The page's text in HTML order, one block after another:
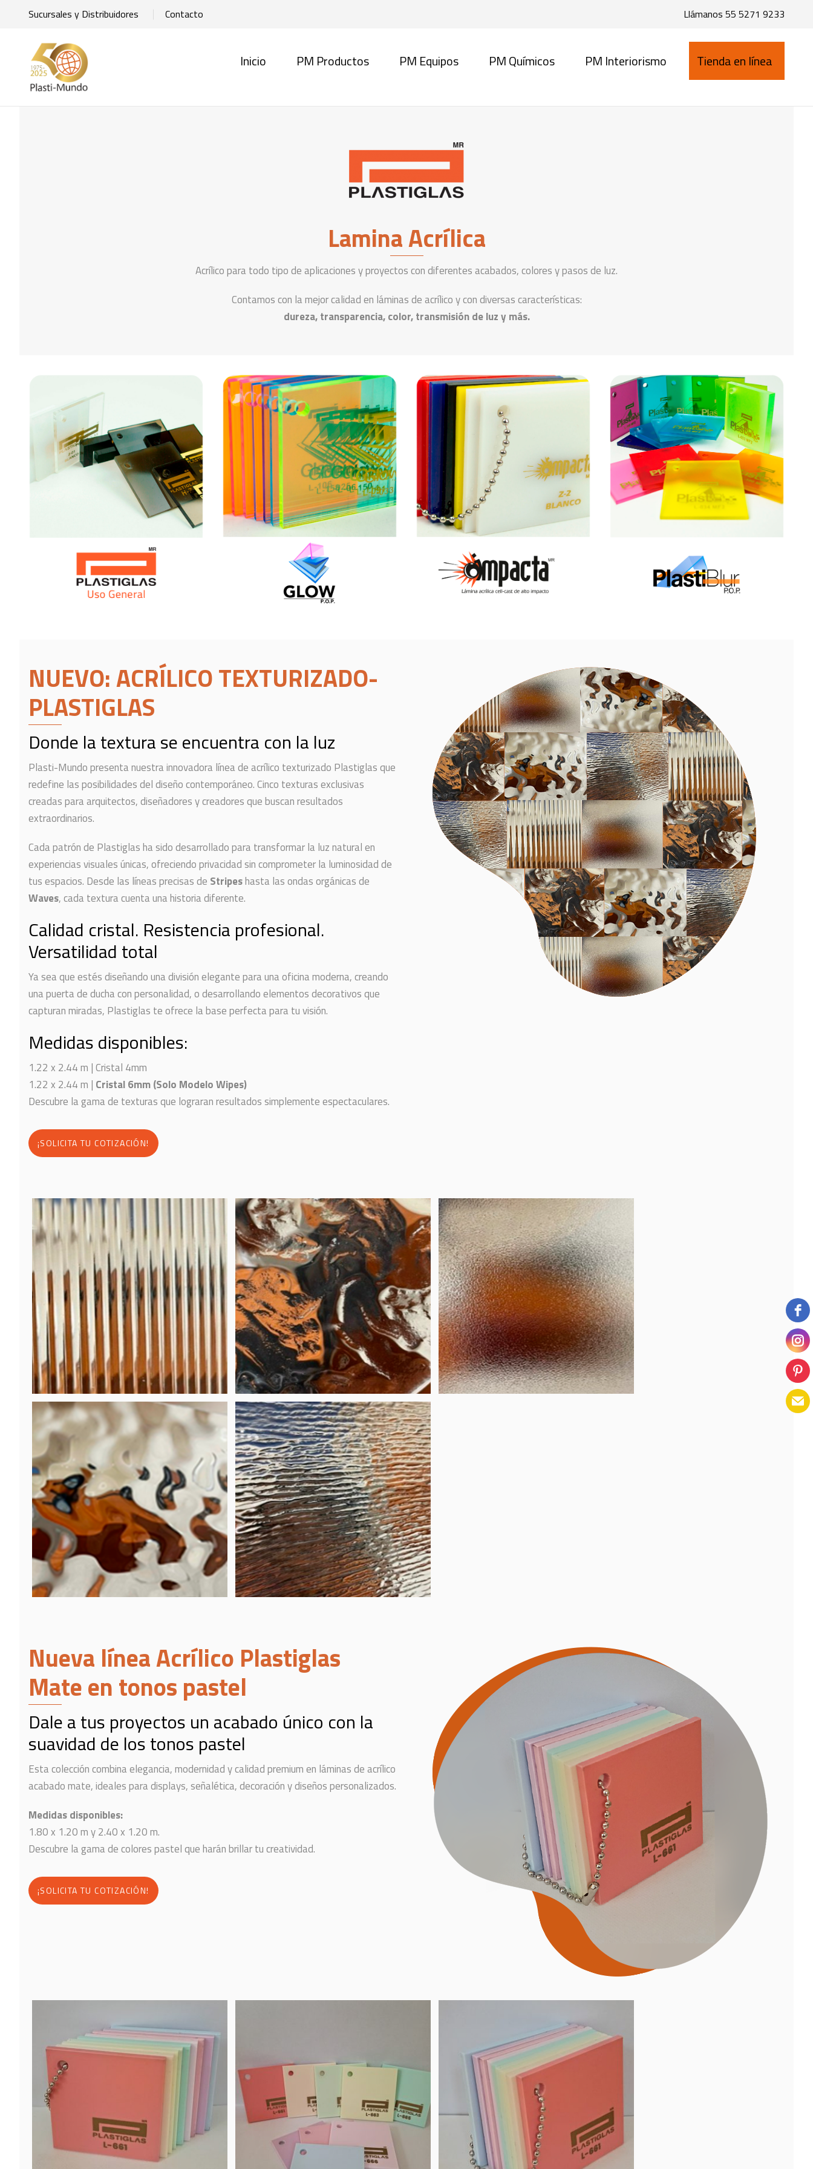
Sucursales y Distribuidores Contacto Llámanos 55 5271 9233
Inicio PM Productos PM Equipos PM Químicos PM Interiorismo Tienda en línea
Lamina Acrílica
Acrílico para todo tipo de aplicaciones y proyectos con diferentes acabados, colores y pasos de luz.
Contamos con la mejor calidad en láminas de acrílico y con diversas características:
dureza, transparencia, color, transmisión de luz y más.
NUEVO: ACRÍLICO TEXTURIZADO-
PLASTIGLAS
Donde la textura se encuentra con la luz
Plasti-Mundo presenta nuestra innovadora línea de acrílico texturizado Plastiglas que
redefine las posibilidades del diseño contemporáneo. Cinco texturas exclusivas
creadas para arquitectos, diseñadores y creadores que buscan resultados
extraordinarios.
Cada patrón de Plastiglas ha sido desarrollado para transformar la luz natural en
experiencias visuales únicas, ofreciendo privacidad sin comprometer la luminosidad de
tus espacios. Desde las líneas precisas de Stripeshasta las ondas orgánicas de
Waves, cada textura cuenta una historia diferente.
Calidad cristal. Resistencia profesional.
Versatilidad total
Ya sea que estés diseñando una división elegante para una oficina moderna, creando
una puerta de ducha con personalidad, o desarrollando elementos decorativos que
capturan miradas, Plastiglas te ofrece la base perfecta para tu visión.
Medidas disponibles:
1.22 x 2.44 m | Cristal 4mm
1.22 x 2.44 m | Cristal 6mm (Solo Modelo Wipes)
Descubre la gama de texturas que lograran resultados simplemente espectaculares.
¡SOLICITA TU COTIZACIÓN!
Nueva línea Acrílico Plastiglas
Mate en tonos pastel
Dale a tus proyectos un acabado único con la
suavidad de los tonos pastel
Esta colección combina elegancia, modernidad y calidad premium en láminas de acrílico
acabado mate, ideales para displays, señalética, decoración y diseños personalizados.
Medidas disponibles:
1.80 x 1.20 m y 2.40 x 1.20 m.
Descubre la gama de colores pastel que harán brillar tu creatividad.
¡SOLICITA TU COTIZACIÓN!